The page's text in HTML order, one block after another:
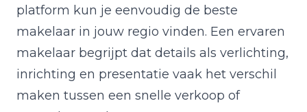
platform kun je eenvoudig de beste
makelaar in jouw regio vinden. Een ervaren
makelaar begrijpt dat details als verlichting,
inrichting en presentatie vaak het verschil
maken tussen een snelle verkoop of